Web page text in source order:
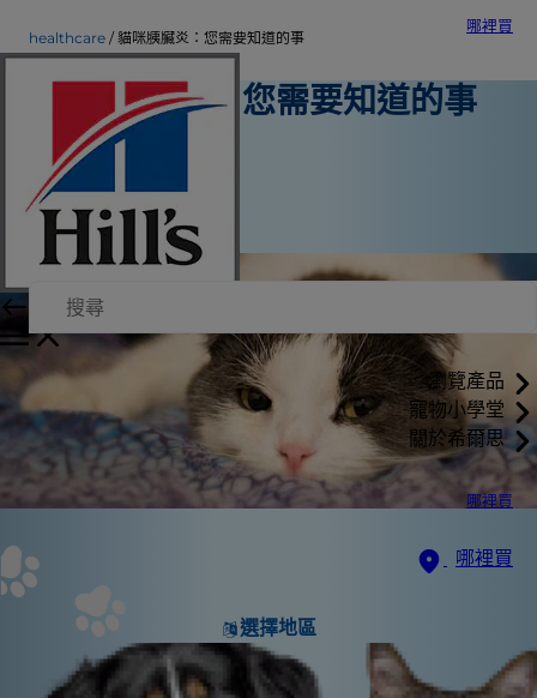
哪裡買
瀏覽產品
寵物小學堂
關於希爾思
哪裡買
哪裡買
選擇地區
healthcare 貓咪胰臟炎：您需要知道的事
貓咪胰臟炎：您需要知道的事
寵物保健
Mindy Cohan, VMD
|
2019年2月10日